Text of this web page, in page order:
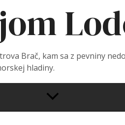
MENU
TOGGLE
Brač, kam sa z pevniny
hladiny.